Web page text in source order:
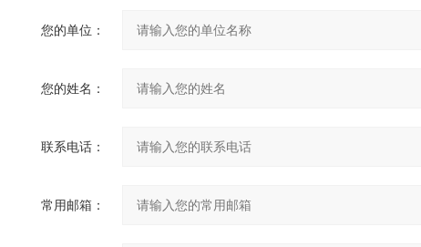
您的单位：
您的姓名：
联系电话：
常用邮箱：